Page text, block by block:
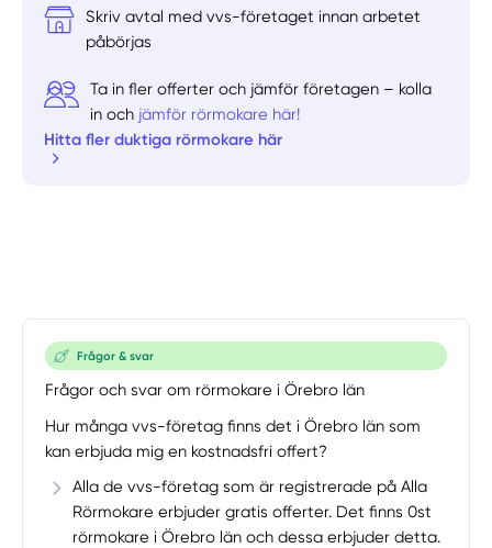
Skriv avtal med vvs-företaget innan arbetet
påbörjas
Ta in fler offerter och jämför företagen – kolla
in och jämför rörmokare här!
Hitta fler duktiga rörmokare här
Frågor & svar
Frågor och svar om rörmokare i Örebro län
Hur många vvs-företag finns det i Örebro län som
kan erbjuda mig en kostnadsfri offert?
Alla de vvs-företag som är registrerade på Alla
Rörmokare erbjuder gratis offerter. Det finns 0st
rörmokare i Örebro län och dessa erbjuder detta.